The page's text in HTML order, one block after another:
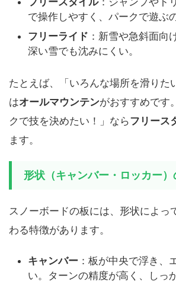
で操作しやすく、パークで遊ぶ
フリーライド ：新雪や急斜面向
深い雪でも沈みにくい。
たとえば、「いろんな場所を滑りた
はオールマウンテンがおすすめです
クで技を決めたい！」ならフリース
ます。
形状（キャンバー・ロッカー）
スノーボードの板には、形状によっ
わる特徴があります。
キャンバー ：板が中央で浮き、
い。ターンの精度が高く、しっ